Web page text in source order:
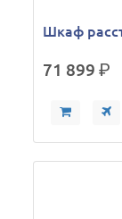
Шкаф
71 899р.